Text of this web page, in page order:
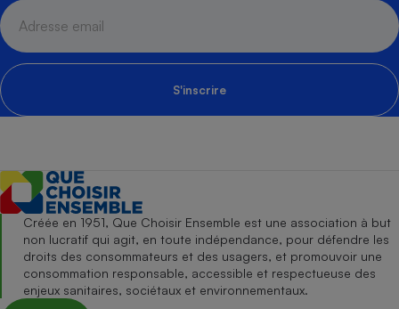
S'inscrire
Créée en 1951, Que Choisir Ensemble est une association à but
non lucratif qui agit, en toute indépendance, pour défendre les
droits des consommateurs et des usagers, et promouvoir une
consommation responsable, accessible et respectueuse des
enjeux sanitaires, sociétaux et environnementaux.